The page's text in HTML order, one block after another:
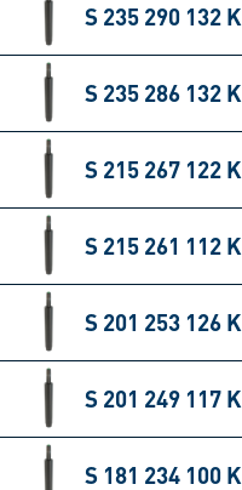
S 235 290 132
S 235 286 132
S 215 267 122
S 215 261 112
S 201 253 126
S 201 249 117
S 181 234 100